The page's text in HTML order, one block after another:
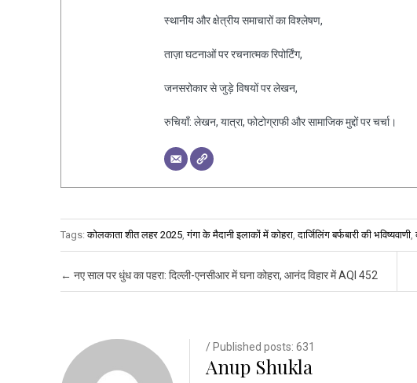
स्थानीय और क्षेत्रीय समाचारों का विश्लेषण,
ताज़ा घटनाओं पर रचनात्मक रिपोर्टिंग,
जनसरोकार से जुड़े विषयों पर लेखन,
रुचियाँ: लेखन, यात्रा, फोटोग्राफी और सामाजिक मुद्दों पर चर्चा।
Tags:कोलकाता शीत लहर 2025,गंगा के मैदानी इलाकों में कोहरा,दार्जिलिंग बर्फबारी की भविष्यवाणी,
Post navigation
← नए साल पर धुंध का पहरा: दिल्ली-एनसीआर में घना कोहरा, आनंद विहार में AQI 452
/ Published posts: 631
Anup Shukla